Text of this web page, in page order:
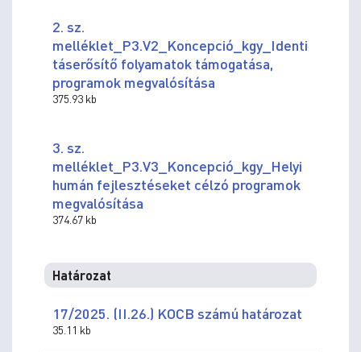
2. sz.
melléklet_P3.V2_Koncepció_kgy_Identi
táserősítő folyamatok támogatása,
programok megvalósítása
375.93 kb
3. sz.
melléklet_P3.V3_Koncepció_kgy_Helyi
humán fejlesztéseket célzó programok
megvalósítása
374.67 kb
Határozat
17/2025. (II.26.) KOCB számú határozat
35.11 kb